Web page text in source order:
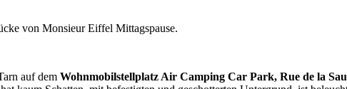
von Monsieur Eiffel Mittagspause.
auf dem Wohnmobilstellplatz Air Camping Car Park, Rue de la